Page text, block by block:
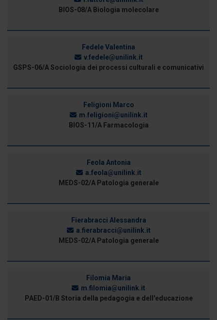
BIOS-08/A Biologia molecolare
Fedele Valentina
v.fedele@unilink.it
GSPS-06/A Sociologia dei processi culturali e comunicativi
Feligioni Marco
m.feligioni@unilink.it
BIOS-11/A Farmacologia
Feola Antonia
a.feola@unilink.it
MEDS-02/A Patologia generale
Fierabracci Alessandra
a.fierabracci@unilink.it
MEDS-02/A Patologia generale
Filomia Maria
m.filomia@unilink.it
PAED-01/B Storia della pedagogia e dell'educazione